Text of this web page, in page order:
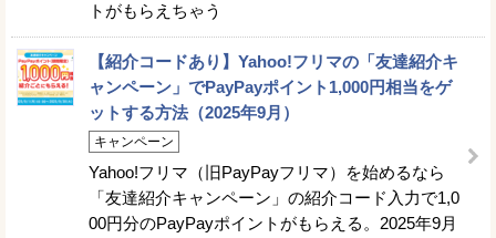
トがもらえちゃう
【紹介コードあり】Yahoo!フリマの「友達紹介キ
ャンペーン」でPayPayポイント1,000円相当をゲ
ットする方法（2025年9月）
キャンペーン
Yahoo!フリマ（旧PayPayフリマ）を始めるなら
「友達紹介キャンペーン」の紹介コード入力で1,0
00円分のPayPayポイントがもらえる。2025年9月